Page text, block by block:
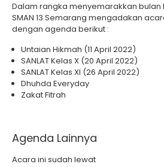
Dalam rangka menyemarakkan bulan
SMAN 13 Semarang mengadakan
dengan agenda berikut :
Untaian Hikmah (11 April 2022)
SANLAT Kelas X (20 April 2022)
SANLAT Kelas XI (26 April 2022)
Dhuhda Everyday
Zakat Fitrah
Agenda Lainnya
Acara ini sudah lewat